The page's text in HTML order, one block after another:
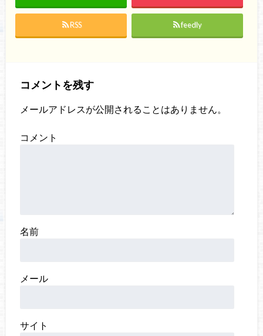
RSS feedly
コメントを残す
メールアドレスが公開されることはありません。
コメント
名前
メール
サイト